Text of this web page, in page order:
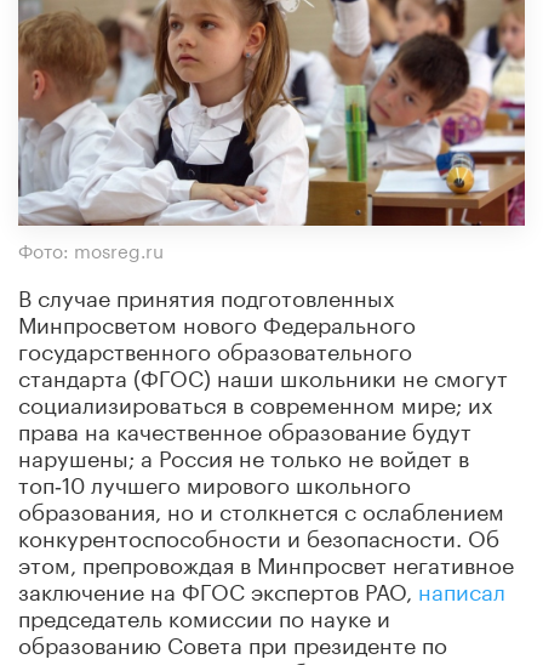
Фото: mosreg.ru
В случае принятия подготовленных
Минпросветом нового Федерального
государственного образовательного
стандарта (ФГОС) наши школьники не смогут
социализироваться в современном мире; их
права на качественное образование будут
нарушены; а Россия не только не войдет в
топ‑10 лучшего мирового школьного
образования, но и столкнется с ослаблением
конкурентоспособности и безопасности. Об
этом, препровождая в Минпросвет негативное
заключение на ФГОС экспертов РАО, написал
председатель комиссии по науке и
образованию Совета при президенте по